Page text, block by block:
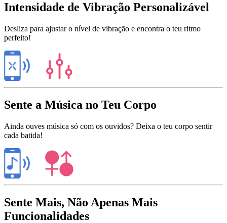
Intensidade de Vibração Personalizável
Desliza para ajustar o nível de vibração e encontra o teu ritmo
perfeito!
Sente a Música no Teu Corpo
Ainda ouves música só com os ouvidos? Deixa o teu corpo sentir
cada batida!
Sente Mais, Não Apenas Mais
Funcionalidades